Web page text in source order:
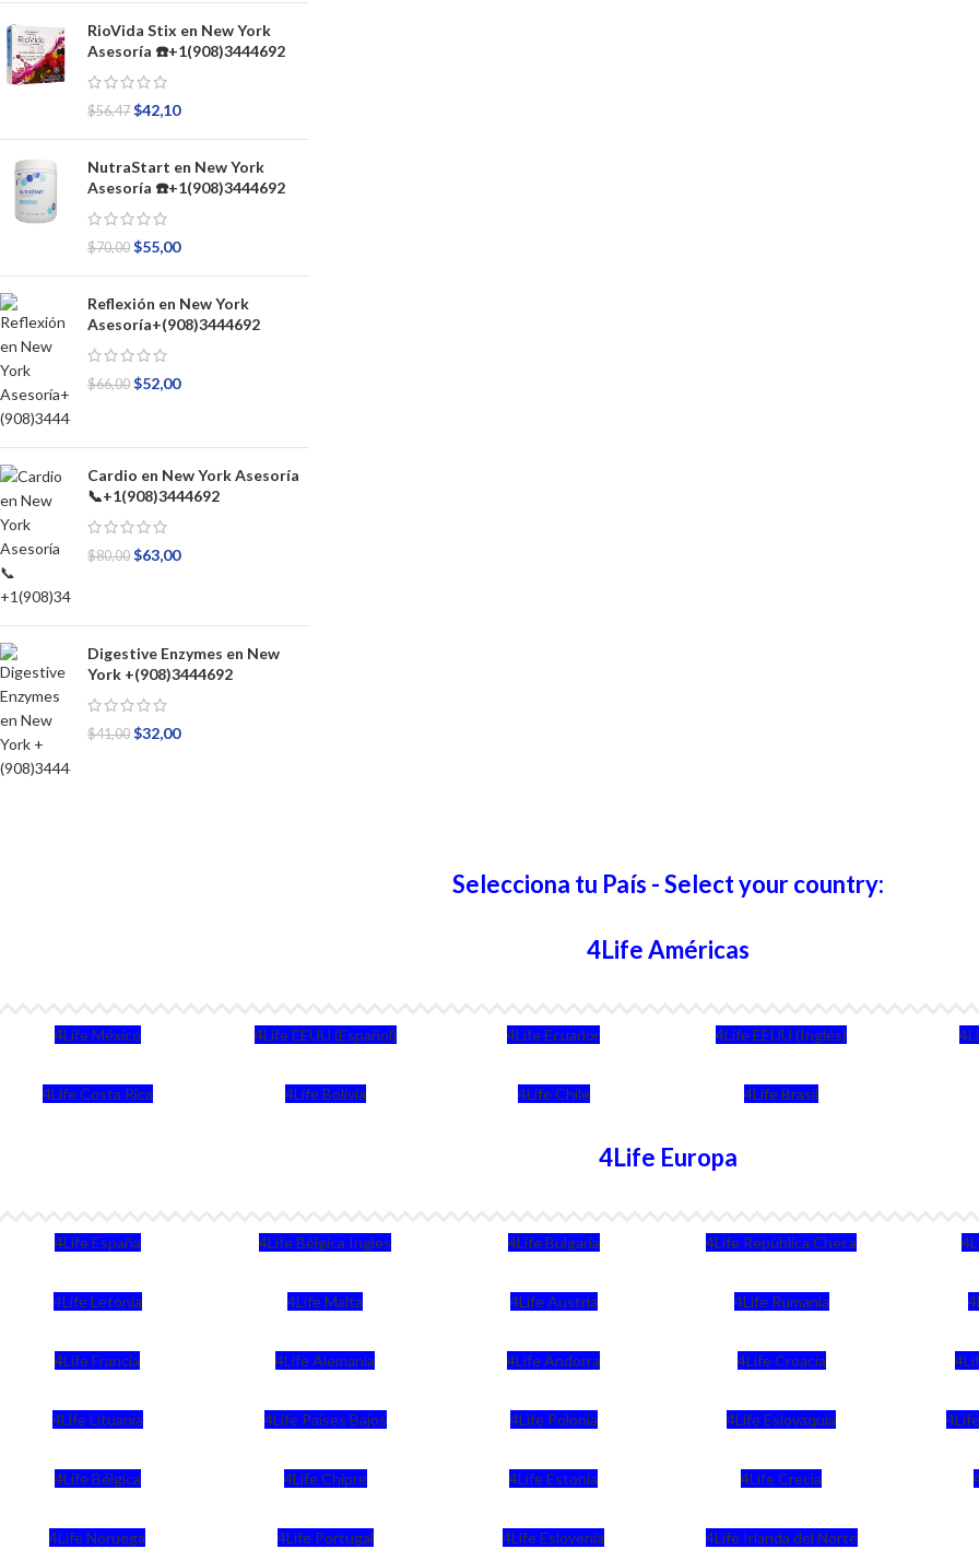
RioVida Stix en New York
Asesoría ☎️+1(908)3444692
$56,47 $42,10
NutraStart en New York
Asesoría ☎️+1(908)3444692
$70,00 $55,00
Reflexión en New York
Asesoría+(908)3444692
$66,00 $52,00
Cardio en New York Asesoría
📞+1(908)3444692
$80,00 $63,00
Digestive Enzymes en New
York +(908)3444692
$41,00 $32,00
Selecciona tu País - Select your country:
4Life Américas
4Life México 4Life EEUU (Español) 4Life Ecuador 4Life EEUU (Inglés)
4Life Costa Rica 4Life Bolivia 4Life Chile 4Life Brasil
4Life Europa
4Life España 4Life Bélgica Ingles 4Life Bulgaria 4Life República Checa
4Life Letonia 4Life Malta 4Life Austria 4Life Rumania
4Life Francia 4Life Alemania 4Life Andorra 4Life Croacia
4Life Lituania 4Life Paises Bajos 4Life Polonia 4Life Eslovaquia
4Life Bélgica 4Life Chipre 4Life Estonia 4Life Crecia
4Life Noruega 4Life Portugal 4Life Eslovenia 4Life Irlanda del Norte